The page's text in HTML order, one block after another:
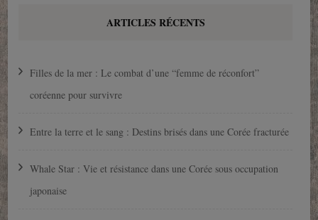
ARTICLES RÉCENTS
Filles de la mer : Le combat d’une “femme de réconfort”
coréenne pour survivre
Entre la terre et le sang : Destins brisés dans une Corée fracturée
Whale Star : Vie et résistance dans une Corée sous occupation
japonaise